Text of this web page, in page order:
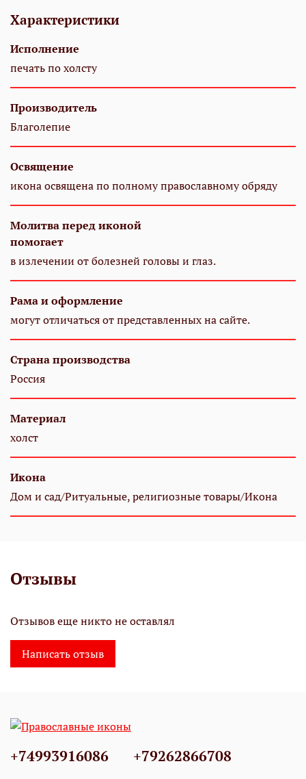
Характеристики
Исполнение
печать по холсту
Производитель
Благолепие
Освящение
икона освящена по полному православному обряду
Молитва перед иконой
помогает
в излечении от болезней головы и глаз.
Рама и оформление
могут отличаться от представленных на сайте.
Страна производства
Россия
Материал
холст
Икона
Дом и сад/Ритуальные, религиозные товары/Икона
Отзывы
Отзывов еще никто не оставлял
Написать отзыв
+74993916086 +79262866708